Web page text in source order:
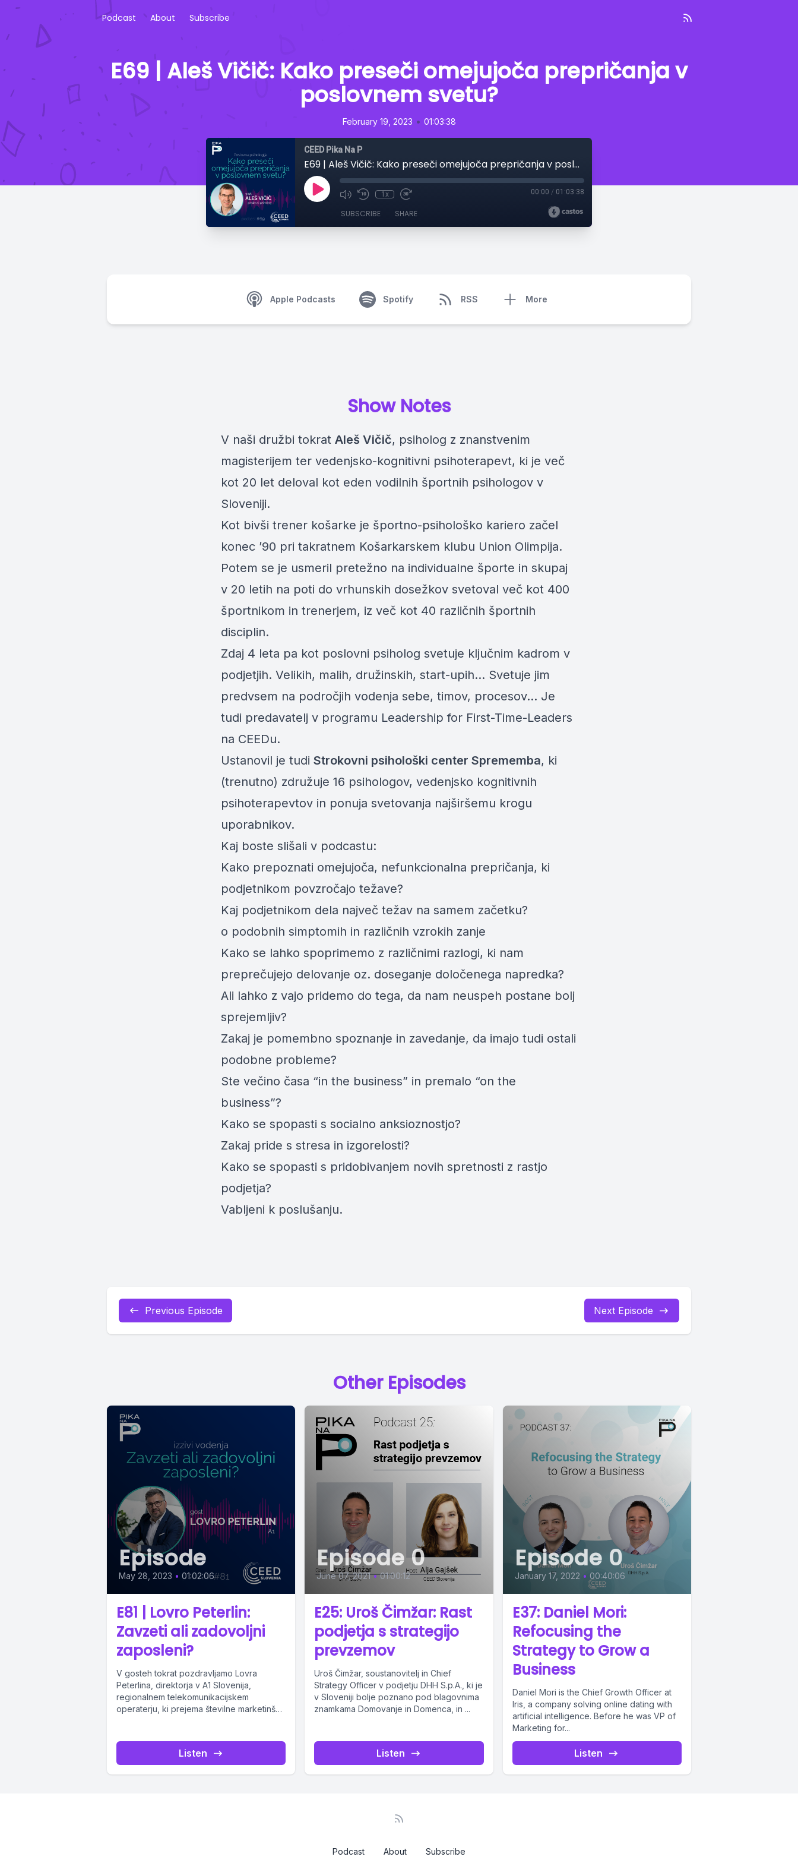
Podcast About Subscribe
E69 | Aleš Vičič: Kako preseči omejujoča prepričanja v
poslovnem svetu?
February 19, 2023 • 01:03:38
CEED Pika Na P
E69 | Aleš Vičič: Kako preseči omejujoča prepričanja v poslovnem svetu?
1x 00:00 / 01:03:38
SUBSCRIBE SHARE
Apple Podcasts Spotify RSS More
Show Notes
V naši družbi tokrat Aleš Vičič, psiholog z znanstvenim
magisterijem ter vedenjsko-kognitivni psihoterapevt, ki je več
kot 20 let deloval kot eden vodilnih športnih psihologov v
Sloveniji.
Kot bivši trener košarke je športno-psihološko kariero začel
konec ’90 pri takratnem Košarkarskem klubu Union Olimpija.
Potem se je usmeril pretežno na individualne športe in skupaj
v 20 letih na poti do vrhunskih dosežkov svetoval več kot 400
športnikom in trenerjem, iz več kot 40 različnih športnih
disciplin.
Zdaj 4 leta pa kot poslovni psiholog svetuje ključnim kadrom v
podjetjih. Velikih, malih, družinskih, start-upih… Svetuje jim
predvsem na področjih vodenja sebe, timov, procesov… Je
tudi predavatelj v programu Leadership for First-Time-Leaders
na CEEDu.
Ustanovil je tudi Strokovni psihološki center Sprememba, ki
(trenutno) združuje 16 psihologov, vedenjsko kognitivnih
psihoterapevtov in ponuja svetovanja najširšemu krogu
uporabnikov.
Kaj boste slišali v podcastu:
Kako prepoznati omejujoča, nefunkcionalna prepričanja, ki
podjetnikom povzročajo težave?
Kaj podjetnikom dela največ težav na samem začetku?
o podobnih simptomih in različnih vzrokih zanje
Kako se lahko spoprimemo z različnimi razlogi, ki nam
preprečujejo delovanje oz. doseganje določenega napredka?
Ali lahko z vajo pridemo do tega, da nam neuspeh postane bolj
sprejemljiv?
Zakaj je pomembno spoznanje in zavedanje, da imajo tudi ostali
podobne probleme?
Ste večino časa “in the business” in premalo “on the
business”?
Kako se spopasti s socialno anksioznostjo?
Zakaj pride s stresa in izgorelosti?
Kako se spopasti s pridobivanjem novih spretnosti z rastjo
podjetja?
Vabljeni k poslušanju.
Previous Episode Next Episode
Other Episodes
Episode
May 28, 2023 • 01:02:06
E81 | Lovro Peterlin:
Zavzeti ali zadovoljni
zaposleni?
V gosteh tokrat pozdravljamo Lovra
Peterlina, direktorja v A1 Slovenija,
regionalnem telekomunikacijskem
operaterju, ki prejema številne marketinške
Listen
Episode 0
June 07, 2021 • 01:00:12
E25: Uroš Čimžar: Rast
podjetja s strategijo
prevzemov
Uroš Čimžar, soustanovitelj in Chief
Strategy Officer v podjetju DHH S.p.A., ki je
v Sloveniji bolje poznano pod blagovnima
znamkama Domovanje in Domenca, in ...
Listen
Episode 0
January 17, 2022 • 00:40:06
E37: Daniel Mori:
Refocusing the
Strategy to Grow a
Business
Daniel Mori is the Chief Growth Officer at
Iris, a company solving online dating with
artificial intelligence. Before he was VP of
Marketing for...
Listen
Podcast About Subscribe